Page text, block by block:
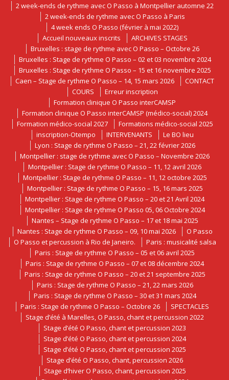
2 week-ends de rythme avec O Passo à Montpellier automne 22
2 week-ends de rythme avec O Passo à Paris
4 week ends O Passo (février à mai 2022)
Accueil nouveaux inscrits
ARCHIVES STAGES
Bruxelles : stage de rythme avec O Passo – Octobre 26
Bruxelles : Stage de rythme O Passo – 02 et 03 novembre 2024
Bruxelles : Stage de rythme O Passo – 15 et 16 novembre 2025
Caen – Stage de rythme O Passo – 14, 15 mars 2026
CONTACT
COURS
Erreur inscription
Formation clinique O Passo interCAMSP
Formation clinique O Passo interCAMSP (médico-social) 2024
Formation médico-social 2027
Formations médico-social 2025
inscription-Otempo
INTERVENANTS
Le BO lieu
Lyon : Stage de rythme O Passo – 21, 22 février 2026
Montpellier : stage de rythme avec O Passo – Novembre 2026
Montpellier : Stage de rythme O Passo – 11, 12 avril 2026
Montpellier : Stage de rythme O Passo – 11, 12 octobre 2025
Montpellier : Stage de rythme O Passo – 15, 16 mars 2025
Montpellier : Stage de rythme O Passo – 20 et 21 Avril 2024
Montpellier : Stage de rythme O Passo 05, 06 Octobre 2024
Nantes – Stage de rythme O Passo – 17 et 18 mai 2025
Nantes : Stage de rythme O Passo – 09, 10 mai 2026
O Passo
O Passo et percussion à Rio de Janeiro.
Paris : musicalité salsa
Paris : Stage de rythme O Passo – 05 et 06 avril 2025
Paris : Stage de rythme O Passo – 07 et 08 décembre 2024
Paris : Stage de rythme O Passo – 20 et 21 septembre 2025
Paris : Stage de rythme O Passo – 21, 22 mars 2026
Paris : Stage de rythme O Passo – 30 et 31 mars 2024
Paris : Stage de rythme O Passo – Octobre 26
SPECTACLES
Stage d’été à Marelles, O Passo, chant et percussion 2022
Stage d’été O Passo, chant et percussion 2023
Stage d’été O Passo, chant et percussion 2024
Stage d’été O Passo, chant et percussion 2025
Stage d’été O Passo, chant, percussion 2026
Stage d’hiver O Passo, chant, percussion 2025